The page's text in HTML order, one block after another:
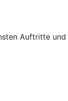
Auftritte